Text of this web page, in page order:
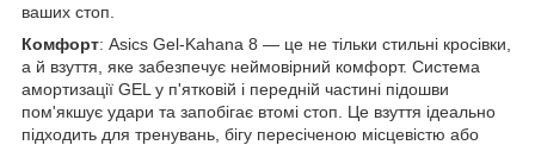
ваших стоп.
Комфорт: Asics Gel-Kahana 8 — це не тільки стильні кросівки,
а й взуття, яке забезпечує неймовірний комфорт. Система
амортизації GEL у п'ятковій і передній частині підошви
пом'якшує удари та запобігає втомі стоп. Це взуття ідеально
підходить для тренувань, бігу пересіченою місцевістю або